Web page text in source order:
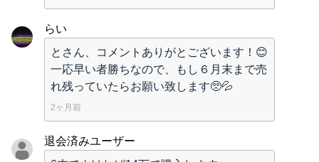
らい
とさん、コメントありがとございます！😊
一応早い者勝ちなので、もし６月末まで売
れ残っていたらお願い致します🥺💦
2ヶ月前
退会済みユーザー